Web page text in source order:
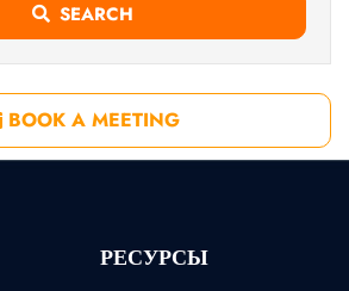
SEARCH
BOOK A MEETING
РЕСУРСЫ